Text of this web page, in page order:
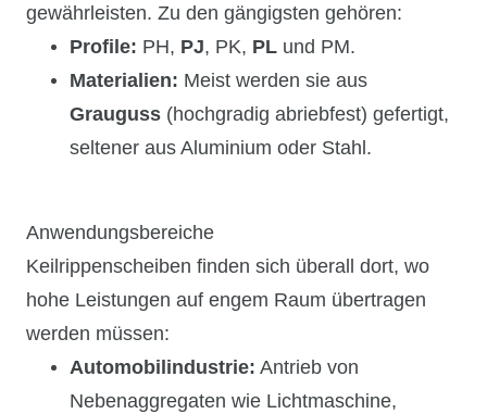
gewährleisten. Zu den gängigsten gehören:
Profile: PH, PJ, PK, PL und PM.
Materialien: Meist werden sie aus
Grauguss (hochgradig abriebfest) gefertigt,
seltener aus Aluminium oder Stahl.
Anwendungsbereiche
Keilrippenscheiben finden sich überall dort, wo
hohe Leistungen auf engem Raum übertragen
werden müssen:
Automobilindustrie: Antrieb von
Nebenaggregaten wie Lichtmaschine,